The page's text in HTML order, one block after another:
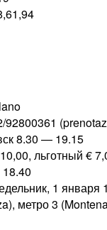
8.30 — 19.15
льготный €
1 января
метро 3